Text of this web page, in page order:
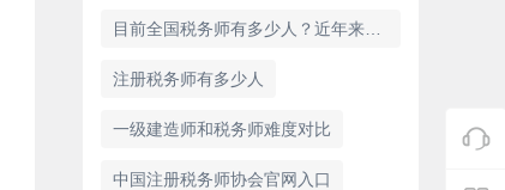
注册税务师有多少人
一级建造师和税务师难度对比
中国注册税务师协会官网入口